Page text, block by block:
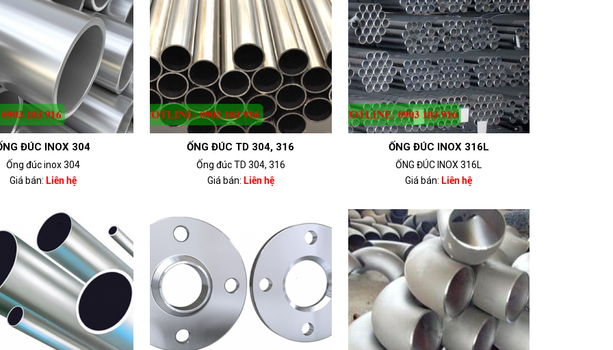
ĐÚC INOX 304
Ống đúc inox 304
Giá bán: Liên hệ
ỐNG ĐÚC TD 304, 316
Ống đúc TD 304, 316
Giá bán: Liên hệ
ỐNG ĐÚC INOX 316L
ỐNG ĐÚC INOX 316L
Giá bán: Liên hệ